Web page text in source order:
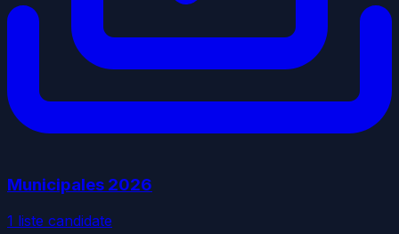
Municipales 2026
1 liste candidate